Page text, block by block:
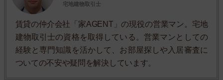
宅地建物取引士
賃貸の仲介会社「家AGENT」の現役の営業マン。宅地
建物取引士の資格を取得している。営業マンとしての
経験と専門知識を活かして、お部屋探しや入居審査に
ついての不安や疑問を解決しています。